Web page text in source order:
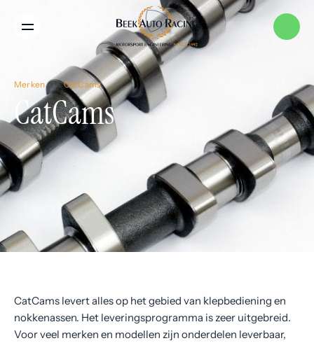
Menu
Home
Services
Merken
Nieuws
Contact
Merken CatCams
CatCams
CatCams levert alles op het gebied van klepbediening en
nokkenassen. Het leveringsprogramma is zeer uitgebreid.
Voor veel merken en modellen zijn onderdelen leverbaar,